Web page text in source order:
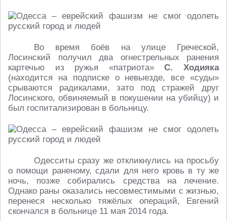
Во время боёв на улице Греческой,
Лосинский получил два огнестрельных ранения
картечью из ружья «патриота»С. Ходияка
(находится на подписке о невыезде, все «суды»
срываются радикалами, зато под стражей друг
Лосинского, обвиняемый в покушении на убийцу) и
был госпитализирован в больницу.
Одесситы сразу же откликнулись на просьбу
о помощи раненому, сдали для него кровь в ту же
ночь, позже собирались средства на лечение.
Однако раны оказались несовместимыми с жизнью,
перенеся несколько тяжёлых операций, Евгений
скончался в больнице 11 мая 2014 года.